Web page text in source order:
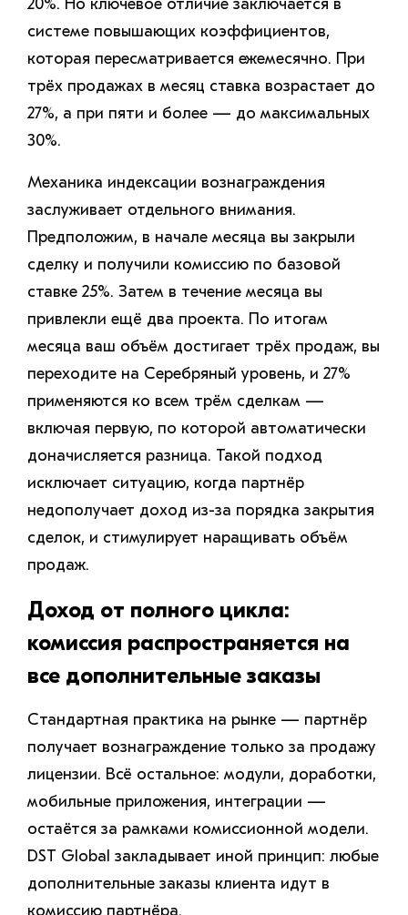
20%. Но ключевое отличие заключается в
системе повышающих коэффициентов,
которая пересматривается ежемесячно. При
трёх продажах в месяц ставка возрастает до
27%, а при пяти и более — до максимальных
30%.
Механика индексации вознаграждения
заслуживает отдельного внимания.
Предположим, в начале месяца вы закрыли
сделку и получили комиссию по базовой
ставке 25%. Затем в течение месяца вы
привлекли ещё два проекта. По итогам
месяца ваш объём достигает трёх продаж, вы
переходите на Серебряный уровень, и 27%
применяются ко всем трём сделкам —
включая первую, по которой автоматически
доначисляется разница. Такой подход
исключает ситуацию, когда партнёр
недополучает доход из-за порядка закрытия
сделок, и стимулирует наращивать объём
продаж.
Доход от полного цикла:
комиссия распространяется на
все дополнительные заказы
Стандартная практика на рынке — партнёр
получает вознаграждение только за продажу
лицензии. Всё остальное: модули, доработки,
мобильные приложения, интеграции —
остаётся за рамками комиссионной модели.
DST Global закладывает иной принцип: любые
дополнительные заказы клиента идут в
комиссию партнёра.